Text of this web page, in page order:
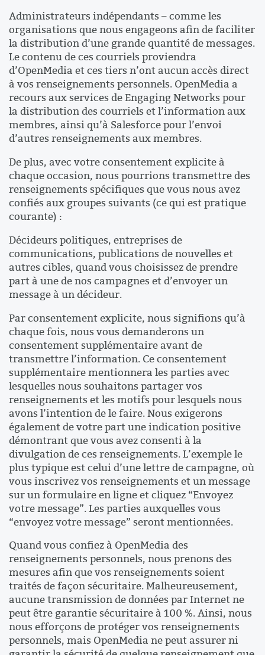
Administrateurs indépendants – comme les
organisations que nous engageons afin de faciliter
la distribution d’une grande quantité de messages.
Le contenu de ces courriels proviendra
d’OpenMedia et ces tiers n’ont aucun accès direct
à vos renseignements personnels. OpenMedia a
recours aux services de Engaging Networks pour
la distribution des courriels et l’information aux
membres, ainsi qu’à Salesforce pour l’envoi
d’autres renseignements aux membres.
De plus, avec votre consentement explicite à
chaque occasion, nous pourrions transmettre des
renseignements spécifiques que vous nous avez
confiés aux groupes suivants (ce qui est pratique
courante) :
Décideurs politiques, entreprises de
communications, publications de nouvelles et
autres cibles, quand vous choisissez de prendre
part à une de nos campagnes et d’envoyer un
message à un décideur.
Par consentement explicite, nous signifions qu’à
chaque fois, nous vous demanderons un
consentement supplémentaire avant de
transmettre l’information. Ce consentement
supplémentaire mentionnera les parties avec
lesquelles nous souhaitons partager vos
renseignements et les motifs pour lesquels nous
avons l’intention de le faire. Nous exigerons
également de votre part une indication positive
démontrant que vous avez consenti à la
divulgation de ces renseignements. L’exemple le
plus typique est celui d’une lettre de campagne, où
vous inscrivez vos renseignements et un message
sur un formulaire en ligne et cliquez “Envoyez
votre message”. Les parties auxquelles vous
“envoyez votre message” seront mentionnées.
Quand vous confiez à OpenMedia des
renseignements personnels, nous prenons des
mesures afin que vos renseignements soient
traités de façon sécuritaire. Malheureusement,
aucune transmission de données par Internet ne
peut être garantie sécuritaire à 100 %. Ainsi, nous
nous efforçons de protéger vos renseignements
personnels, mais OpenMedia ne peut assurer ni